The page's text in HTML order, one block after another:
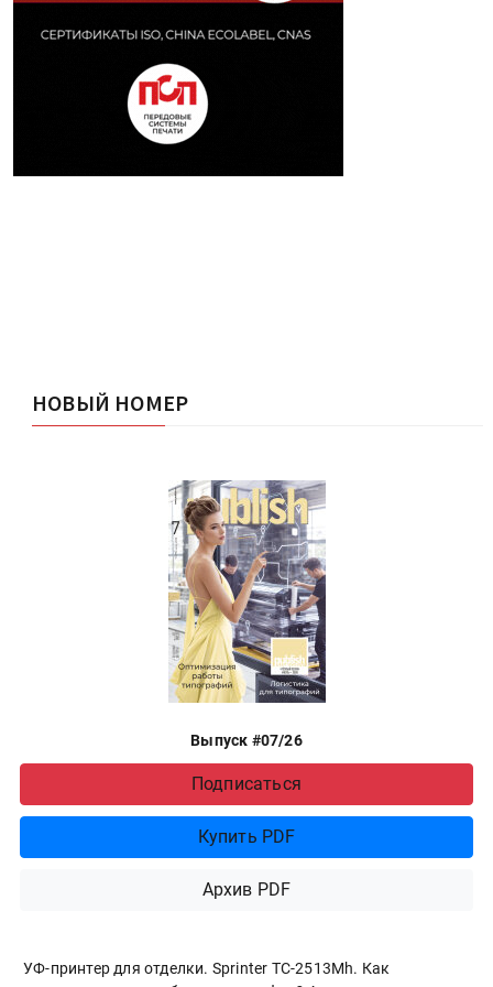
НОВЫЙ НОМЕР
Выпуск #07/26
Подписаться
Купить PDF
Архив PDF
УФ-принтер для отделки. Sprinter ТС-2513Mh. Как